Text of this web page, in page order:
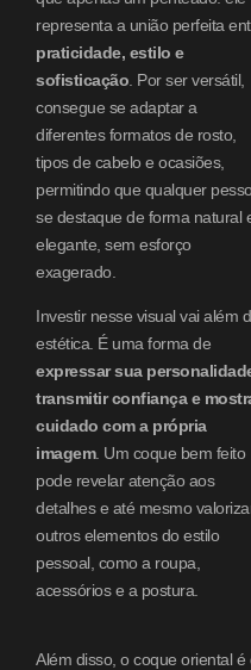
representa a união perfeita
praticidade, estilo e
sofisticação . Por ser versátil,
consegue se adaptar a
diferentes formatos de rosto,
tipos de cabelo e ocasiões,
permitindo que qualquer
se destaque de forma natural
elegante, sem esforço
exagerado.
Investir nesse visual vai além
estética. É uma forma de
expressar sua
transmitir confiança e
cuidado com a própria
imagem. Um coque bem feito
pode revelar atenção aos
detalhes e até mesmo
outros elementos do estilo
pessoal, como a roupa,
acessórios e a postura.
Além disso, o coque oriental